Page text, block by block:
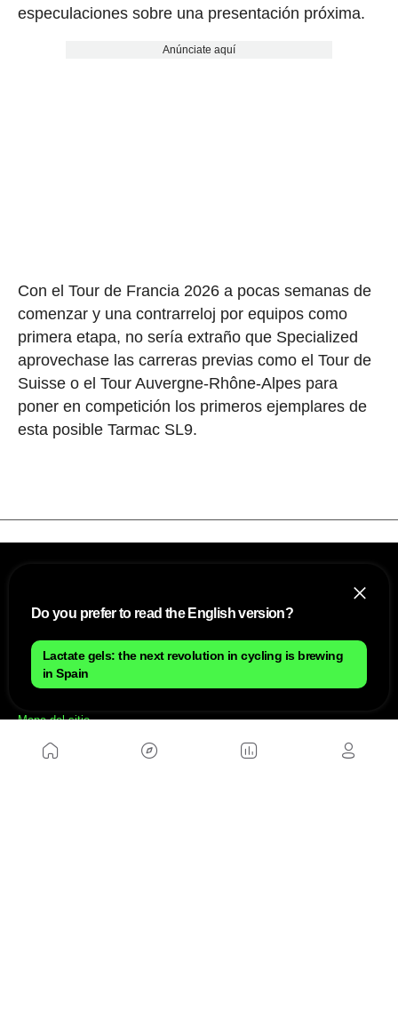
especulaciones sobre una presentación próxima.
Anúnciate aquí
Con el Tour de Francia 2026 a pocas semanas de
comenzar y una contrarreloj por equipos como
primera etapa, no sería extraño que Specialized
aprovechase las carreras previas como el Tour de
Suisse o el Tour Auvergne-Rhône-Alpes para
poner en competición los primeros ejemplares de
esta posible Tarmac SL9.
NOSOTROS
Mapa del sitio
Anúnciate con nosotros
Política de cookies
Do you prefer to read the English version?
Lactate gels: the next revolution in cycling is brewing
in Spain